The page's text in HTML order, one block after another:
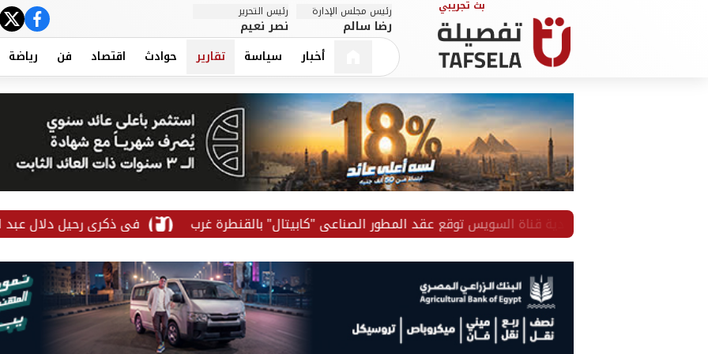
رئيس مجلس الإدارة
رضا سالم
رئيس التحرير
نصر نعيم
أخبار سياسة تقارير حوادث اقتصاد فن رياضة
في ذكرى رحيل دلال عبد العزيز.. أبرز